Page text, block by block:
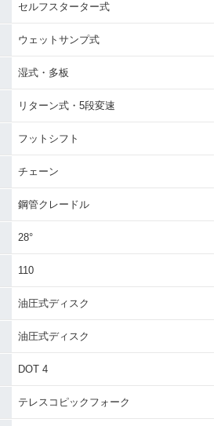
2005年 Bonneville
T100・新登場
セルフスターター式
ウェットサンプ式
湿式・多板
リターン式・5段変速
フットシフト
チェーン
鋼管クレードル
28°
110
油圧式ディスク
油圧式ディスク
DOT 4
テレスコピックフォーク